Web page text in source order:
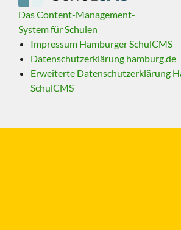
Das Content-Management-
System für Schulen
Impressum Hamburger SchulCMS
Datenschutzerklärung hamburg.de
Erweiterte Datenschutzerklärung
SchulCMS